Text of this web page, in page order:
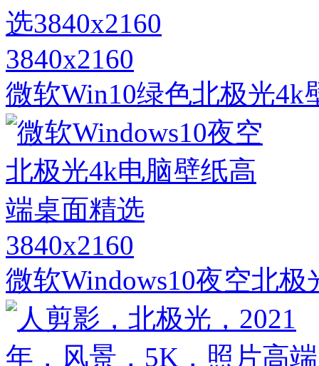
3840x2160
微软Win10绿色北极光4k
3840x2160
微软Windows10夜空北